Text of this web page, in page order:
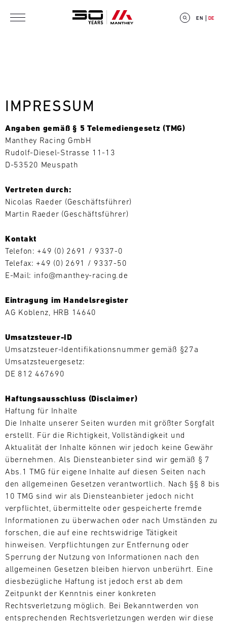
Suchen
E
E
N
C
L
E
D
R
AUG
Mo. Di. Mi. Do. Fr. Sa. So.
1 2 3 4 5 6 7
17 18 19 20 21 22 23 24
30.07.
02.08.
IMSA
Motul
Sportscar
Endurance
EN DE
IMPRESSUM
Angaben gemäß § 5 Telemediengesetz (TMG)
Manthey Racing GmbH
Rudolf-Diesel-Strasse 11-13
D-53520 Meuspath
Vertreten durch:
Nicolas Raeder (Geschäftsführer)
Martin Raeder (Geschäftsführer)
Kontakt
Telefon: +49 (0) 2691 / 9337-0
Telefax: +49 (0) 2691 / 9337-50
E-Mail: info@manthey-racing.de
Eintragung im Handelsregister
AG Koblenz, HRB 14640
Umsatzsteuer-ID
Umsatzsteuer-Identifikationsnummer gemäß §27a
Umsatzsteuergesetz:
DE 812 467690
Haftungsausschluss (Disclaimer)
Haftung für Inhalte
Die Inhalte unserer Seiten wurden mit größter Sorgfalt
erstellt. Für die Richtigkeit, Vollständigkeit und
Aktualität der Inhalte können wir jedoch keine Gewähr
übernehmen. Als Diensteanbieter sind wir gemäß § 7
Abs.1 TMG für eigene Inhalte auf diesen Seiten nach
den allgemeinen Gesetzen verantwortlich. Nach §§ 8 bis
10 TMG sind wir als Diensteanbieter jedoch nicht
verpflichtet, übermittelte oder gespeicherte fremde
Informationen zu überwachen oder nach Umständen zu
forschen, die auf eine rechtswidrige Tätigkeit
hinweisen. Verpflichtungen zur Entfernung oder
Sperrung der Nutzung von Informationen nach den
allgemeinen Gesetzen bleiben hiervon unberührt. Eine
diesbezügliche Haftung ist jedoch erst ab dem
Zeitpunkt der Kenntnis einer konkreten
Rechtsverletzung möglich. Bei Bekanntwerden von
entsprechenden Rechtsverletzungen werden wir diese